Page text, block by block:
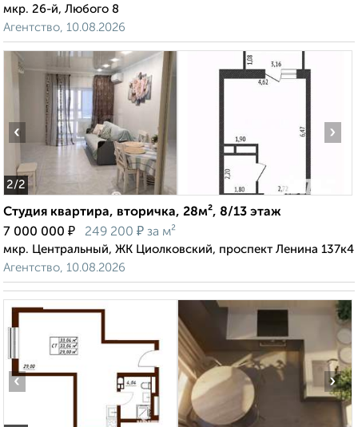
мкр. 26-й, Любого 8
Агентство, 10.08.2026
2/2
‹ ›
Студия квартира, вторичка, 28м², 8/13 этаж
7 000 000 ₽ 249 200 ₽ за м²
мкр. Центральный, ЖК Циолковский, проспект Ленина 137к4
Агентство, 10.08.2026
‹ ›